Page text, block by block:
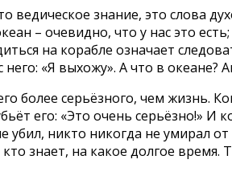
знание, это слова
– очевидно, что у нас это
на корабле означает
«Я выхожу». А что в
серьёзного, чем жизнь.
его: «Это очень серьёзно!» И
никто никогда не умирал
знает, на какое долгое время.